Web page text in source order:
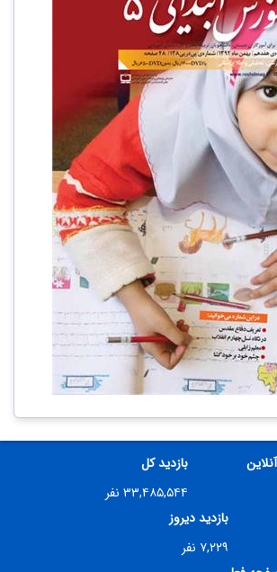
بازدید کل
۳۳,۴۸۵,۵۴۴ نفر
بازدید دیروز
۷,۲۲۹ نفر